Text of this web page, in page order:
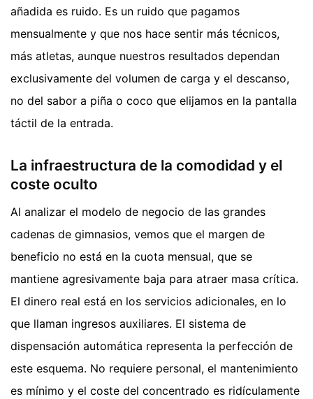
añadida es ruido. Es un ruido que pagamos
mensualmente y que nos hace sentir más técnicos,
más atletas, aunque nuestros resultados dependan
exclusivamente del volumen de carga y el descanso,
no del sabor a piña o coco que elijamos en la pantalla
táctil de la entrada.
La infraestructura de la comodidad y el
coste oculto
Al analizar el modelo de negocio de las grandes
cadenas de gimnasios, vemos que el margen de
beneficio no está en la cuota mensual, que se
mantiene agresivamente baja para atraer masa crítica.
El dinero real está en los servicios adicionales, en lo
que llaman ingresos auxiliares. El sistema de
dispensación automática representa la perfección de
este esquema. No requiere personal, el mantenimiento
es mínimo y el coste del concentrado es ridículamente